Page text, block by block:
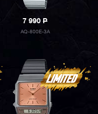
7 990P
AQ-800E-3A